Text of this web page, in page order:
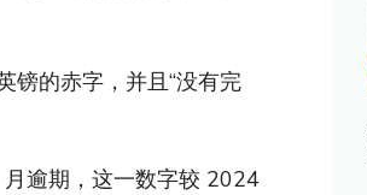
镑的赤字，并且“没有完
逾期，这一数字较 2024